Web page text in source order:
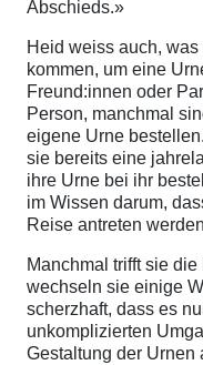
Abschieds.»
Heid weiss auch,
kommen, um eine
Freund:innen oder
Person, manchmal
eigene Urne
sie bereits eine
ihre Urne bei ihr
im Wissen darum,
Reise antreten
Manchmal trifft sie
wechseln sie einige
scherzhaft, dass es
unkomplizierten
Gestaltung der Urnen